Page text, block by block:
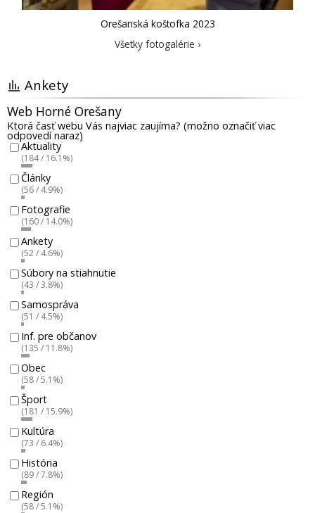
Orešanská koštofka 2023
Všetky fotogalérie ›
Ankety
Web Horné Orešany
Ktorá časť webu Vás najviac zaujíma? (možno označiť viac
odpovedí naraz)
Aktuality
(184 / 16.1%)
Články
(56 / 4.9%)
Fotografie
(160 / 14.0%)
Ankety
(52 / 4.6%)
Súbory na stiahnutie
(43 / 3.8%)
Samospráva
(51 / 4.5%)
Inf. pre občanov
(135 / 11.8%)
Obec
(58 / 5.1%)
Šport
(181 / 15.9%)
Kultúra
(73 / 6.4%)
História
(89 / 7.8%)
Región
(58 / 5.1%)